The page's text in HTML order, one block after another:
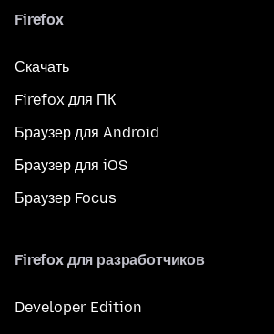
Firefox
Скачать
Firefox для ПК
Браузер для Android
Браузер для iOS
Браузер Focus
Firefox для разработчиков
Developer Edition